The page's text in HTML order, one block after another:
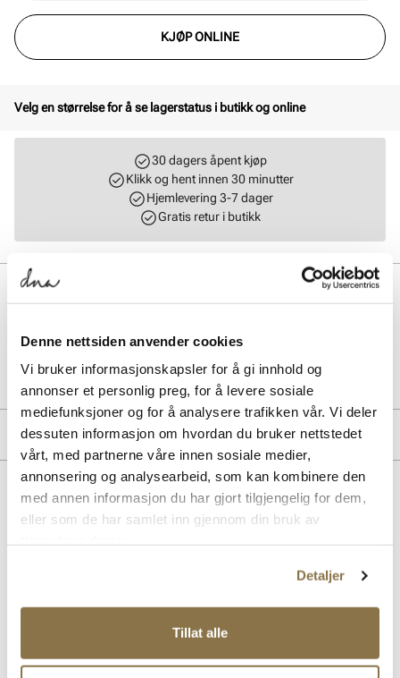
Denne nettsiden anvender cookies
Vi bruker informasjonskapsler for å gi innhold og
annonser et personlig preg, for å levere sosiale
mediefunksjoner og for å analysere trafikken vår. Vi deler
dessuten informasjon om hvordan du bruker nettstedet
vårt, med partnerne våre innen sosiale medier,
annonsering og analysearbeid, som kan kombinere den
med annen informasjon du har gjort tilgjengelig for dem,
eller som de har samlet inn gjennom din bruk av
Detaljer
Tillat alle
KJØP ONLINE
Velg en størrelse for å se lagerstatus i butikk og online
30 dagers åpent kjøp
Klikk og hent innen 30 minutter
Hjemlevering 3-7 dager
Gratis retur i butikk
BESKRIVELSE
Lev. art. nrWT41537
MERKE
Lignende produkter